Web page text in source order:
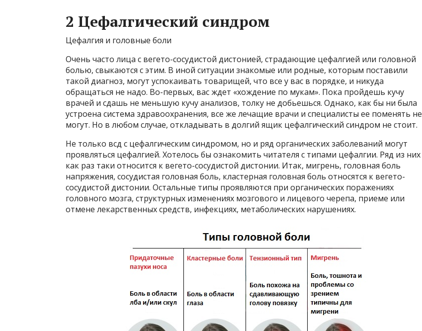
2 Цефалгический синдром
Цефалгия и головные боли
Очень часто лица с вегето-сосудистой дистонией, страдающие цефалгией или головной
болью, свыкаются с этим. В иной ситуации знакомые или родные, которым поставили
такой диагноз, могут успокаивать товарищей, что все у вас в порядке, и никуда
обращаться не надо. Во-первых, вас ждет «хождение по мукам». Пока пройдешь кучу
врачей и сдашь не меньшую кучу анализов, толку не добьешься. Однако, как бы ни была
устроена система здравоохранения, все же лечащие врачи и специалисты ее поменять не
могут. Но в любом случае, откладывать в долгий ящик цефалгический синдром не стоит.
Не только всд с цефалгическим синдромом, но и ряд органических заболеваний могут
проявляться цефалгией. Хотелось бы ознакомить читателя с типами цефалгии. Ряд из них
как раз таки относится к вегето-сосудистой дистонии. Итак, мигрень, головная боль
напряжения, сосудистая головная боль, кластерная головная боль относятся к вегето-
сосудистой дистонии. Остальные типы проявляются при органических поражениях
головного мозга, структурных изменениях мозгового и лицевого черепа, приеме или
отмене лекарственных средств, инфекциях, метаболических нарушениях.